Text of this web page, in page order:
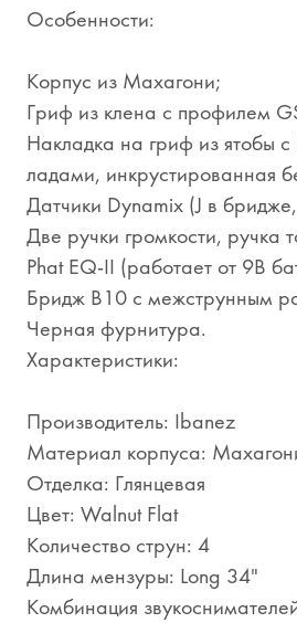
Особенности:
Корпус из Махагони;
Гриф из клена с профилем
Накладка на гриф из ятобы
ладами, инкрустированная
Датчики Dynamix (J в
Две ручки громкости, ручка
Phat EQ-II (работает от 9В
Бридж B10 с межструнным
Черная фурнитура.
Характеристики:
Производитель: Ibanez
Материал корпуса:
Отделка: Глянцевая
Цвет: Walnut Flat
Количество струн: 4
Длина мензуры: Long 34"
Комбинация